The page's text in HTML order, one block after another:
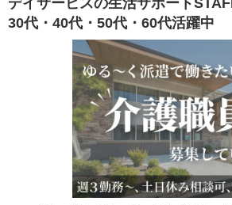
デイサービスの生活サポート
30代・40代・50代・60代活躍中